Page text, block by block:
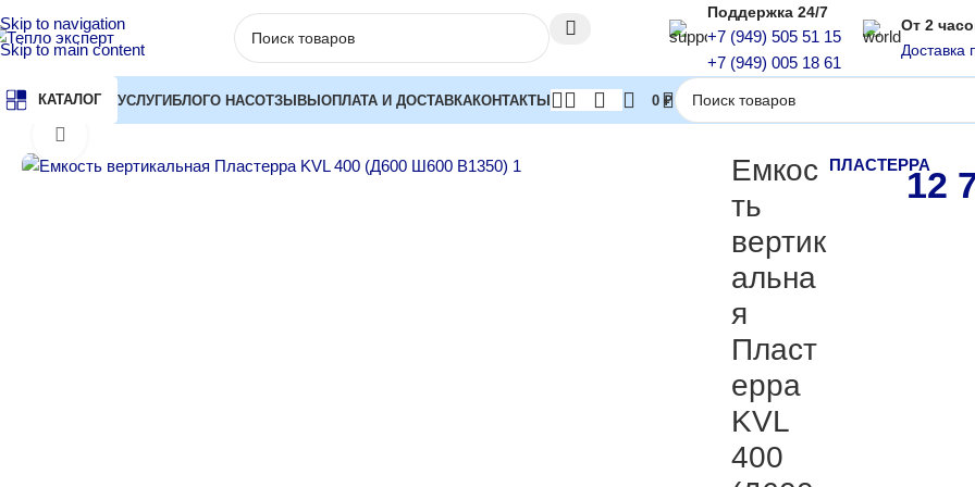
Skip to navigation
Skip to main content
Поддержка 24/7
+7 (949) 505 51 15
+7 (949) 005 18 61
От 2
Доставка
КАТАЛОГ УСЛУГИБЛОГО НАСОТЗЫВЫОПЛАТА И ДОСТАВКАКОНТАКТЫ 0 ₽
Главная Емкости накопительные Емкости прямоугольные Емкость вертикальная Пластерра KVL
Емкос
ть
вертик
альна
я
Пласт
ерра
KVL
400
ПЛАСТЕРРА12